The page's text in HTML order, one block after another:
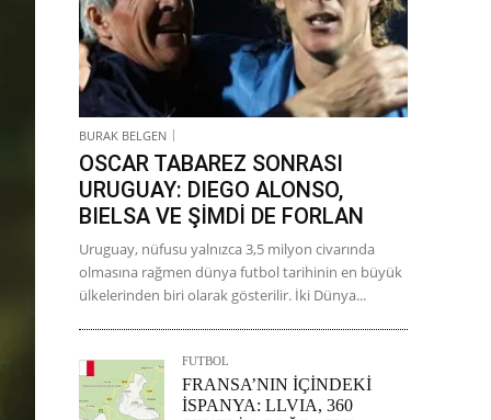
BURAK BELGEN
OSCAR TABAREZ SONRASI
URUGUAY: DIEGO ALONSO,
BIELSA VE ŞİMDİ DE FORLAN
Uruguay, nüfusu yalnızca 3,5 milyon civarında
olmasına rağmen dünya futbol tarihinin en büyük
ülkelerinden biri olarak gösterilir. İki Dünya...
FUTBOL
FRANSA’NIN İÇİNDEKİ
İSPANYA: LLVIA, 360